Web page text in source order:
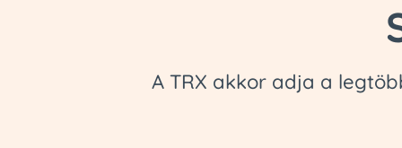
A TRX akkor adja a